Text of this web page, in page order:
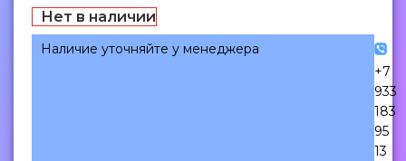
Нет в наличии
Наличие уточняйте у менеджера
+7
933
183
95
13